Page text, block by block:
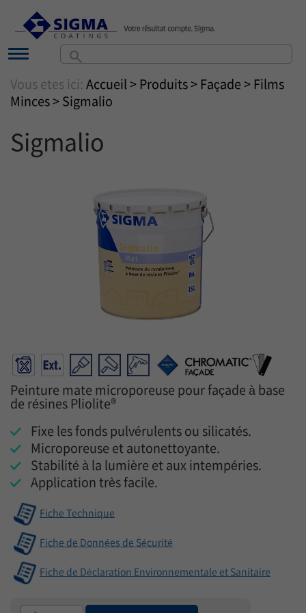
search
Vous etes ici: Accueil> Produits> Façade> Films
Minces> Sigmalio
Sigmalio
Peinture mate microporeuse pour façade à base
de résines Pliolite®
Fixe les fonds pulvérulents ou silicatés.
Microporeuse et autonettoyante.
Stabilité à la lumière et aux intempéries.
Application très facile.
Fiche Technique
Fiche de Données de Sécurité
Fiche de Déclaration Environnementale et Sanitaire